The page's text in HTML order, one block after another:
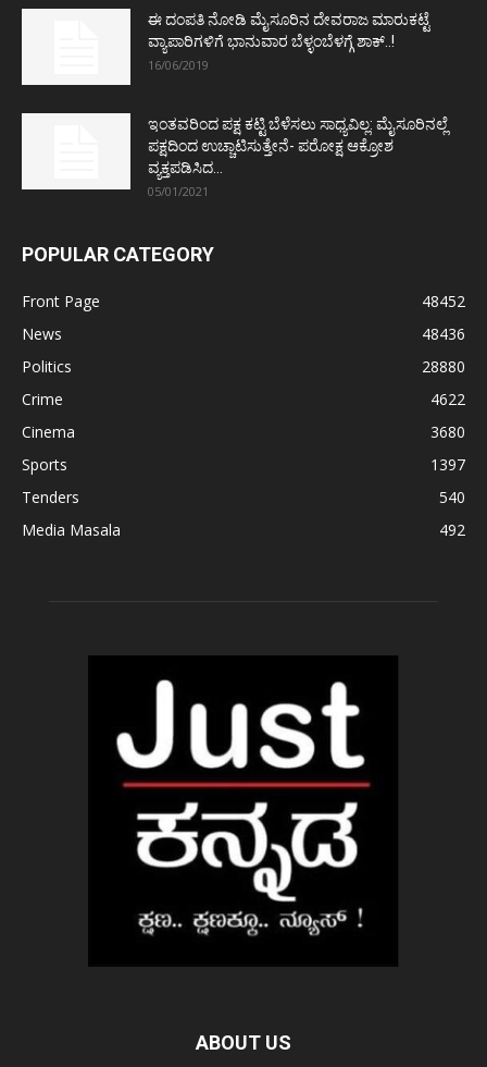
ಈ ದಂಪತಿ ನೋಡಿ ಮೈಸೂರಿನ ದೇವರಾಜ ಮಾರುಕಟ್ಟೆ
ವ್ಯಾಪಾರಿಗಳಿಗೆ ಭಾನುವಾರ ಬೆಳ್ಳಂಬೆಳಗ್ಗೆ ಶಾಕ್..!
16/06/2019
ಇಂತವರಿಂದ ಪಕ್ಷ ಕಟ್ಟಿ ಬೆಳೆಸಲು ಸಾಧ್ಯವಿಲ್ಲ: ಮೈಸೂರಿನಲ್ಲೆ
ಪಕ್ಷದಿಂದ ಉಚ್ಚಾಟಿಸುತ್ತೇನೆ- ಪರೋಕ್ಷ ಆಕ್ರೋಶ
ವ್ಯಕ್ತಪಡಿಸಿದ...
05/01/2021
POPULAR CATEGORY
Front Page
48452
News
48436
Politics
28880
Crime
4622
Cinema
3680
Sports
1397
Tenders
540
Media Masala
492
ABOUT US